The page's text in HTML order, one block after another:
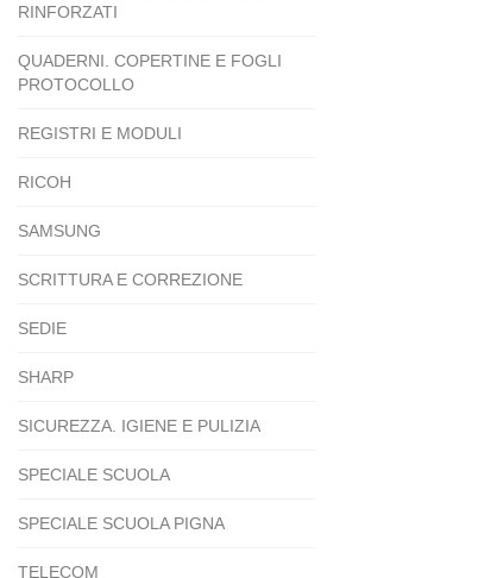
RINFORZATI
QUADERNI. COPERTINE E FOGLI
PROTOCOLLO
REGISTRI E MODULI
RICOH
SAMSUNG
SCRITTURA E CORREZIONE
SEDIE
SHARP
SICUREZZA. IGIENE E PULIZIA
SPECIALE SCUOLA
SPECIALE SCUOLA PIGNA
TELECOM